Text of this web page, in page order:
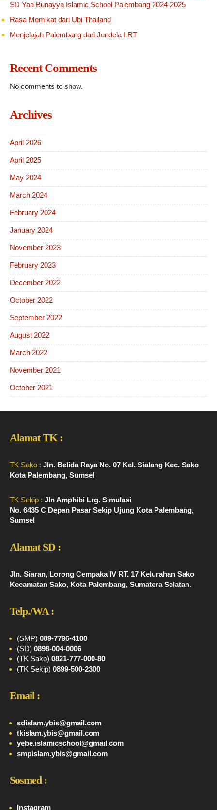
SD Yaa Bunayya Islamic School Palembang 2024-2025
Rasa Memikat dari Ubi Thailand
Menjelajah Palembang dari Jendela LRT
Recent Comments
No comments to show.
Archives
April 2026
April 2025
May 2024
March 2024
February 2024
January 2024
November 2023
February 2023
December 2022
October 2022
September 2022
August 2022
March 2022
November 2021
October 2021
Alamat TK :
TK Sako : Jln. Belida Raya No. 07 Kel. Sialang Kec. Sako
Kota Palembang, Sumsel
TK Sekip : Jln Amphibi Lrg. Simulasi
No. 6435 C Depan Pasar Sekip Ujung Kota Palembang,
Sumsel
Alamat SD :
Jln. Siaran, Lorong Cempaka IV RT. 17 Kelurahan Sako
Kecamatan Sako, Kota Palembang, Sumatera Selatan.
Telp./WA :
(SMP) 089-7796-4100
(SD) 0898-004-0006
(TK Sako) 0821-777-000-80
(TK Sekip) 0899-500-2300
Email :
sdislam.ybis@gmail.com
tkislam.ybis@gmail.com
yebe.islamicschool@gmail.com
smpislam.ybis@gmail.com
Sosmed :
Instagram